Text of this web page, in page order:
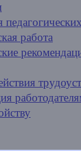
работа